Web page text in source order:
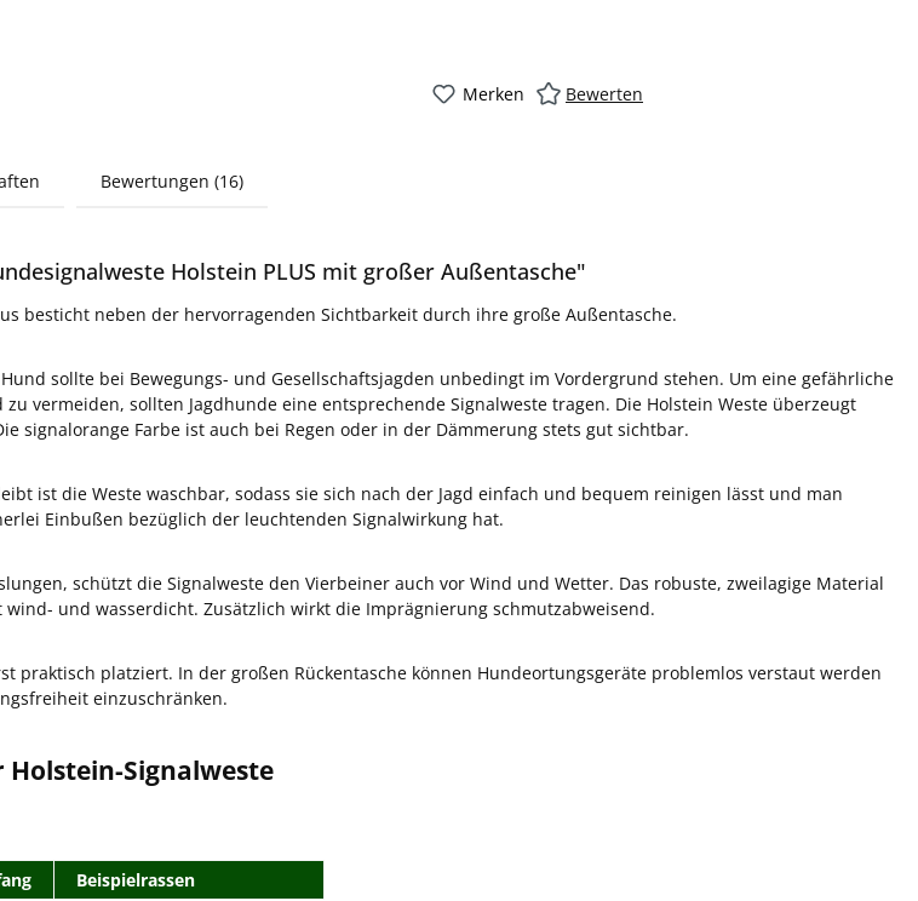
Merken Bewerten
Bewertungen (16)
Holstein PLUS mit großer Außentasche"
besticht neben der hervorragenden Sichtbarkeit durch ihre große Außentasche.
sollte bei Bewegungs- und Gesellschaftsjagden unbedingt im Vordergrund stehen. Um eine gefährliche
vermeiden, sollten Jagdhunde eine entsprechende Signalweste tragen. Die Holstein Weste überzeugt
signalorange Farbe ist auch bei Regen oder in der Dämmerung stets gut sichtbar.
ist die Weste waschbar, sodass sie sich nach der Jagd einfach und bequem reinigen lässt und man
Einbußen bezüglich der leuchtenden Signalwirkung hat.
schützt die Signalweste den Vierbeiner auch vor Wind und Wetter. Das robuste, zweilagige Material
und wasserdicht. Zusätzlich wirkt die Imprägnierung schmutzabweisend.
praktisch platziert. In der großen Rückentasche können Hundeortungsgeräte problemlos verstaut werden
einzuschränken.
Signalweste
Beispielrassen